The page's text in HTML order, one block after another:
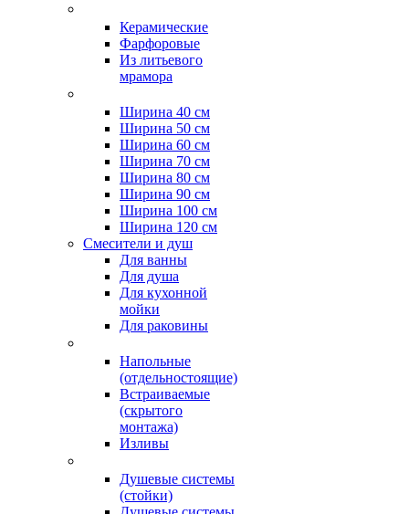
Керамические
Фарфоровые
Из литьевого
мрамора
Ширина 40 см
Ширина 50 см
Ширина 60 см
Ширина 70 см
Ширина 80 см
Ширина 90 см
Ширина 100 см
Ширина 120 см
Смесители и душ
Для ванны
Для душа
Для кухонной
мойки
Для раковины
Напольные
(отдельностоящие)
Встраиваемые
(скрытого
монтажа)
Изливы
Душевые системы
(стойки)